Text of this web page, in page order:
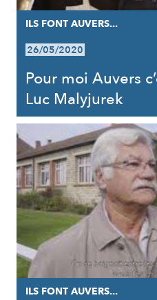
ILS FONT AUVERS...
26/05/2020
Pour moi Auvers
Luc Malyjurek
ILS FONT AUVERS...